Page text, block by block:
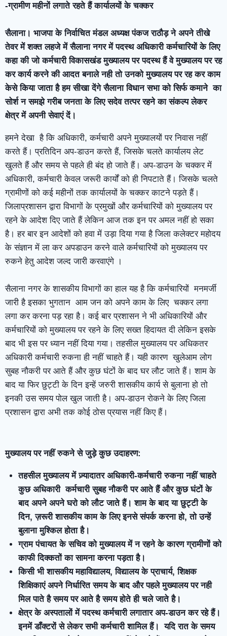
-ग्रामीण महीनों लगाते रहते हैं कार्यालयों के चक्कर
सैलाना। भाजपा के निर्वाचित मंडल अध्यक्ष पंकज राठौड़ ने अपने तीखे
तेवर में शक्त लहजे में सैलाना नगर में पदस्थ अधिकारी कर्मचारियों के लिए
कहा की जो कर्मचारी विकासखंड मुख्यालय पर पदस्थ हैं वे मुख्यालय पर रह
कर कार्य करने की आदत बनाले नही तो उनको मुख्यालय पर रह कर काम
केसे किया जाता है हम सीखा देंगे सैलाना विधान सभा को सिर्फ कमाने का
सोर्श न समझे गरीब जनता के लिए सदेव तत्पर रहने का संकल्प लेकर
क्षेत्र में अपनी सेवाएं दें।
हमने देखा है कि अधिकारी, कर्मचारी अपने मुख्यालयों पर निवास नहीं
करते हैं। प्रतिदिन अप-डाउन करते हैं, जिसके चलते कार्यालय लेट
खुलते हैं और समय से पहले ही बंद हो जाते हैं। अप-डाउन के चक्कर में
अधिकारी, कर्मचारी केवल जरूरी कार्यों को ही निपटाते हैं। जिसके चलते
ग्रामीणों को कई महीनों तक कार्यालयों के चक्कर काटने पड़ते हैं।
जिलाप्रशासन द्वारा विभागों के प्रमुखों और कर्मचारियों को मुख्यालय पर
रहने के आदेश दिए जाते हैं लेकिन आज तक इन पर अमल नहीं हो सका
है। हर बार इन आदेशों को हवा में उड़ा दिया गया है जिला कलेक्टर महोदय
के संज्ञान में ला कर अपडाउन करने वाले कर्मचारियों को मुख्यालय पर
रुकने हेतु आदेश जल्द जारी करवाएंगे ।
सैलाना नगर के शासकीय विभागों का हाल यह है कि कर्मचारियों मनमर्जी
जारी है इसका भुगतान आम जन को अपने काम के लिए चक्कर लगा
लगा कर करना पड़ रहा है। कई बार प्रशासन ने भी अधिकारियों और
कर्मचारियों को मुख्यालय पर रहने के लिए सख्त हिदायत दी लेकिन इसके
बाद भी इस पर ध्यान नहीं दिया गया। तहसील मुख्यालय पर अधिकतर
अधिकारी कर्मचारी रुकना ही नहीं चाहते हैं। यही कारण खुलेआम लोग
सुबह नौकरी पर आते हैं और कुछ घंटों के बाद घर लौट जाते हैं। शाम के
बाद या फिर छुट्टी के दिन इन्हें जरुरी शासकीय कार्य से बुलाना हो तो
इनकी उस समय पोल खुल जाती है। अप-डाउन रोकने के लिए जिला
प्रशासन द्वारा अभी तक कोई ठोस प्रयास नहीं किए हैं।
मुख्यालय पर नहीं रुकने से जुड़े कुछ उदाहरण:
तहसील मुख्यालय में ज़्यादातर अधिकारी-कर्मचारी रुकना नहीं चाहते
कुछ अधिकारी कर्मचारी सुबह नौकरी पर आते हैं और कुछ घंटों के
बाद अपने अपने घरो को लौट जाते हैं। शाम के बाद या छुट्टी के
दिन, ज़रूरी शासकीय काम के लिए इनसे संपर्क करना हो, तो उन्हें
बुलाना मुश्किल होता है।
ग्राम पंचायत के सचिव को मुख्यालय में न रहने के कारण ग्रामीणों को
काफी दिक्कतों का सामना करना पड़ता है।
किसी भी शासकीय महाविद्यालय, विद्यालय के प्राचार्य, शिक्षक
शिक्षिकाएं अपने निर्धारित समय के बाद और पहले मुख्यालय पर नही
मिल पाते है समय पर आते है समय होते ही चले जाते है।
क्षेत्र के अस्पतालों में पदस्थ कर्मचारी लगातार अप-डाउन कर रहे हैं।
इनमें डॉंक्टरों से लेकर सभी कर्मचारी शामिल हैं। यदि रात के समय